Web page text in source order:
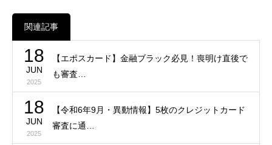
関連記事
18
JUN
2025
【エポスカード】金融ブラック必見！喪明け直後で
も審査…
18
JUN
2025
【令和6年9月・異動情報】5枚のクレジットカード
審査に通…